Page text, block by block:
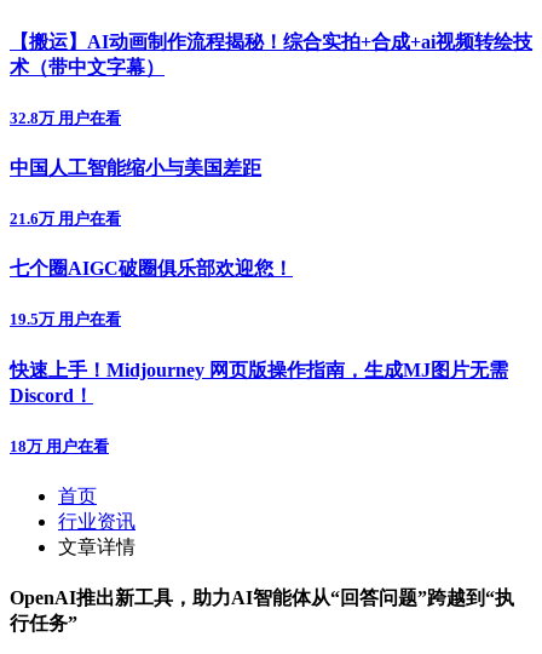
【搬运】AI动画制作流程揭秘！综合实拍+合成+ai视频转绘技
术（带中文字幕）
32.8万 用户在看
中国人工智能缩小与美国差距
21.6万 用户在看
七个圈AIGC破圈俱乐部欢迎您！
19.5万 用户在看
快速上手！Midjourney 网页版操作指南，生成MJ图片无需
Discord！
18万 用户在看
首页
行业资讯
文章详情
OpenAI推出新工具，助力AI智能体从“回答问题”跨越到“执
行任务”